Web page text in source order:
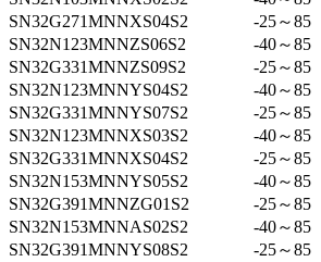
SN32G271MNNXS04S2
-25～85
SN32N123MNNZS06S2
-40～85
SN32G331MNNZS09S2
-25～85
SN32N123MNNYS04S2
-40～85
SN32G331MNNYS07S2
-25～85
SN32N123MNNXS03S2
-40～85
SN32G331MNNXS04S2
-25～85
SN32N153MNNYS05S2
-40～85
SN32G391MNNZG01S2
-25～85
SN32N153MNNAS02S2
-40～85
SN32G391MNNYS08S2
-25～85